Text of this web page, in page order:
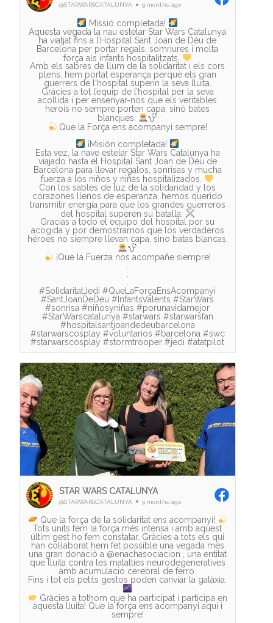
@STARWARSCATALUNYA 9 months ago
Missió completada!
Aquesta vegada la nau estelar Star Wars Catalunya
ha viatjat fins a l’Hospital Sant Joan de Déu de
Barcelona per portar regals, somriures i molta
força als infants hospitalitzats.
Amb els sabres de llum de la solidaritat i els cors
plens, hem portat esperança perquè els gran
guerrers de l'hospital superin la seva lluita.
Gràcies a tot l’equip de l’hospital per la seva
acollida i per ensenyar-nos que els veritables
herois no sempre porten capa, sinó bates
blanques.
Que la Força ens acompanyi sempre!
¡Misión completada!
Esta vez, la nave estelar Star Wars Catalunya ha
viajado hasta el Hospital Sant Joan de Déu de
Barcelona para llevar regalos, sonrisas y mucha
fuerza a los niños y niñas hospitalizados.
Con los sables de luz de la solidaridad y los
corazones llenos de esperanza, hemos querido
transmitir energía para que los grandes guerreros
del hospital superen su batalla.
Gracias a todo el equipo del hospital por su
acogida y por demostrarnos que los verdaderos
héroes no siempre llevan capa, sino batas blancas.
¡Que la Fuerza nos acompañe siempre!
.
.
.
#SolidaritatJedi #QueLaForçaEnsAcompanyi
#SantJoanDeDéu #InfantsValents #StarWars
#sonrisa #niñosyniñas #porunavidamejor
#StarWarscatalunya #starwars #starwarsfan
#hospitalsantjoandedeubarcelona
#starwarscosplay #voluntarios #barcelona #swc
#starwarscosplay #stormtrooper #jedi #atatpilot
STAR WARS CATALUNYA
@STARWARSCATALUNYA 9 months ago
Que la força de la solidaritat ens acompanyi!
Tots units fem la força més intensa i amb aquest
últim gest ho fem constatar. Gràcies a tots els qui
han col·laborat hem fet possible una vegada més
una gran donació a @enachasociacion , una entitat
que lluita contra les malalties neurodegeneratives
amb acumulació cerebral de ferro.
Fins i tot els petits gestos poden canviar la galàxia.
Gràcies a tothom que ha participat i participa en
aquesta lluita! Que la força ens acompanyi aquí i
sempre!